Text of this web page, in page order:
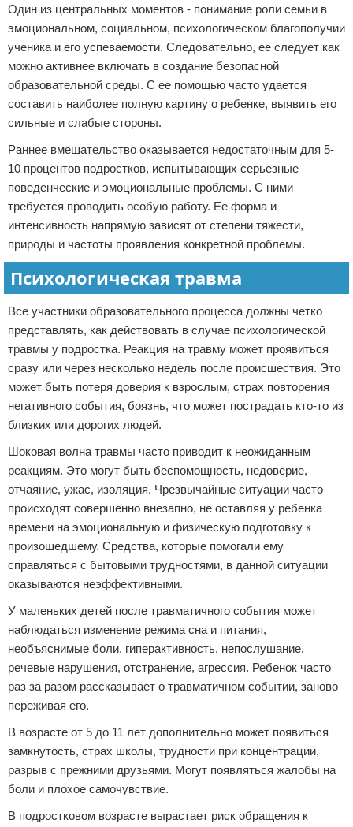
Один из центральных моментов - понимание роли семьи в
эмоциональном, социальном, психологическом благополучии
ученика и его успеваемости. Следовательно, ее следует как
можно активнее включать в создание безопасной
образовательной среды. С ее помощью часто удается
составить наиболее полную картину о ребенке, выявить его
сильные и слабые стороны.
Раннее вмешательство оказывается недостаточным для 5-
10 процентов подростков, испытывающих серьезные
поведенческие и эмоциональные проблемы. С ними
требуется проводить особую работу. Ее форма и
интенсивность напрямую зависят от степени тяжести,
природы и частоты проявления конкретной проблемы.
Психологическая травма
Все участники образовательного процесса должны четко
представлять, как действовать в случае психологической
травмы у подростка. Реакция на травму может проявиться
сразу или через несколько недель после происшествия. Это
может быть потеря доверия к взрослым, страх повторения
негативного события, боязнь, что может пострадать кто-то из
близких или дорогих людей.
Шоковая волна травмы часто приводит к неожиданным
реакциям. Это могут быть беспомощность, недоверие,
отчаяние, ужас, изоляция. Чрезвычайные ситуации часто
происходят совершенно внезапно, не оставляя у ребенка
времени на эмоциональную и физическую подготовку к
произошедшему. Средства, которые помогали ему
справляться с бытовыми трудностями, в данной ситуации
оказываются неэффективными.
У маленьких детей после травматичного события может
наблюдаться изменение режима сна и питания,
необъяснимые боли, гиперактивность, непослушание,
речевые нарушения, отстранение, агрессия. Ребенок часто
раз за разом рассказывает о травматичном событии, заново
переживая его.
В возрасте от 5 до 11 лет дополнительно может появиться
замкнутость, страх школы, трудности при концентрации,
разрыв с прежними друзьями. Могут появляться жалобы на
боли и плохое самочувствие.
В подростковом возрасте вырастает риск обращения к